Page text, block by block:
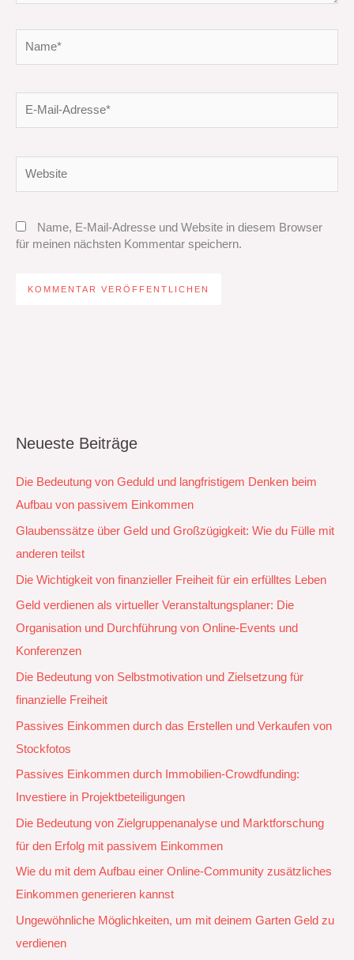
Mail-
Name, E-Mail-Adresse und Website in diesem Browser
für meinen nächsten Kommentar speichern.
Neueste Beiträge
Die Bedeutung von Geduld und langfristigem Denken beim
Aufbau von passivem Einkommen
Glaubenssätze über Geld und Großzügigkeit: Wie du Fülle mit
anderen teilst
Die Wichtigkeit von finanzieller Freiheit für ein erfülltes Leben
Geld verdienen als virtueller Veranstaltungsplaner: Die
Organisation und Durchführung von Online-Events und
Konferenzen
Die Bedeutung von Selbstmotivation und Zielsetzung für
finanzielle Freiheit
Passives Einkommen durch das Erstellen und Verkaufen von
Stockfotos
Passives Einkommen durch Immobilien-Crowdfunding:
Investiere in Projektbeteiligungen
Die Bedeutung von Zielgruppenanalyse und Marktforschung
für den Erfolg mit passivem Einkommen
Wie du mit dem Aufbau einer Online-Community zusätzliches
Einkommen generieren kannst
Ungewöhnliche Möglichkeiten, um mit deinem Garten Geld zu
verdienen